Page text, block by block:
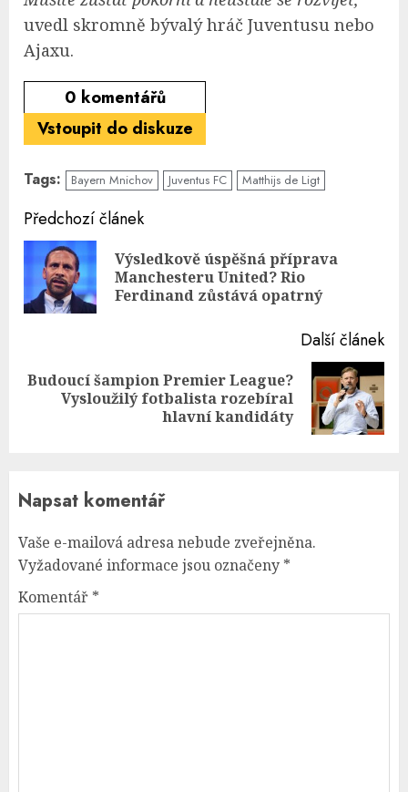
uvedl skromně bývalý hráč Juventusu nebo
Ajaxu.
0 komentářů
Vstoupit do diskuze
Tags: Bayern Mnichov Juventus FC Matthijs de Ligt
Continue
Reading
Předchozí článek
Výsledkově úspěšná příprava
Manchesteru United? Rio
Ferdinand zůstává opatrný
Další článek
Next
Budoucí šampion Premier League?
Vysloužilý fotbalista rozebíral
hlavní kandidáty
Napsat komentář
Vaše e-mailová adresa nebude zveřejněna.
Vyžadované informace jsou označeny *
Komentář *